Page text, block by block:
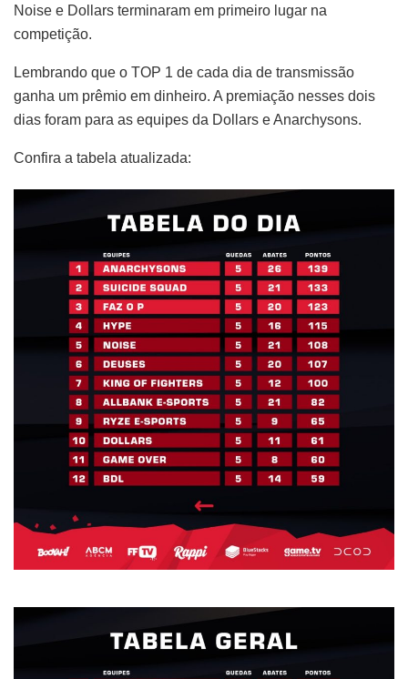
Noise e Dollars terminaram em primeiro lugar na
competição.
Lembrando que o TOP 1 de cada dia de transmissão
ganha um prêmio em dinheiro. A premiação nesses dois
dias foram para as equipes da Dollars e Anarchysons.
Confira a tabela atualizada: